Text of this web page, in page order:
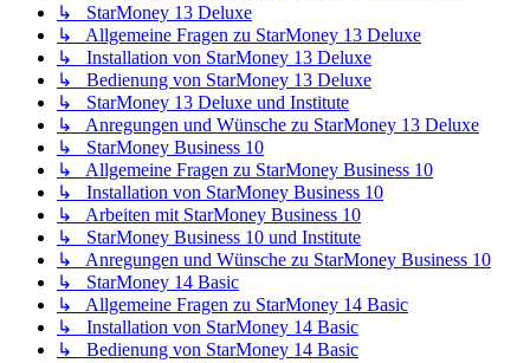
↳ StarMoney 13 Deluxe
↳ Allgemeine Fragen zu StarMoney 13 Deluxe
↳ Installation von StarMoney 13 Deluxe
↳ Bedienung von StarMoney 13 Deluxe
↳ StarMoney 13 Deluxe und Institute
↳ Anregungen und Wünsche zu StarMoney 13 Deluxe
↳ StarMoney Business 10
↳ Allgemeine Fragen zu StarMoney Business 10
↳ Installation von StarMoney Business 10
↳ Arbeiten mit StarMoney Business 10
↳ StarMoney Business 10 und Institute
↳ Anregungen und Wünsche zu StarMoney Business 10
↳ StarMoney 14 Basic
↳ Allgemeine Fragen zu StarMoney 14 Basic
↳ Installation von StarMoney 14 Basic
↳ Bedienung von StarMoney 14 Basic